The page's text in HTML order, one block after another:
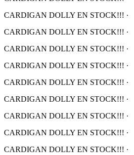
CARDIGAN DOLLY EN STOCK!!! ·
CARDIGAN DOLLY EN STOCK!!! ·
CARDIGAN DOLLY EN STOCK!!! ·
CARDIGAN DOLLY EN STOCK!!! ·
CARDIGAN DOLLY EN STOCK!!! ·
CARDIGAN DOLLY EN STOCK!!! ·
CARDIGAN DOLLY EN STOCK!!! ·
CARDIGAN DOLLY EN STOCK!!! ·
CARDIGAN DOLLY EN STOCK!!! ·